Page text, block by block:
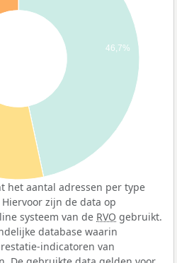
46,7%
het aantal adressen per type
zijn de data op
systeem van de RVO gebruikt.
database waarin
indicatoren van